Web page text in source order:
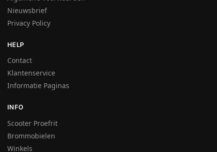
Nieuwsbrief
Privacy Policy
HELP
Contact
Klantenservice
Informatie Paginas
INFO
Scooter Proefrit
Brommobielen
Winkels